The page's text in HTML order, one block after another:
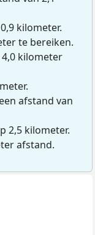
kilometer.
te bereiken.
kilometer
afstand van
2,5 kilometer.
afstand.